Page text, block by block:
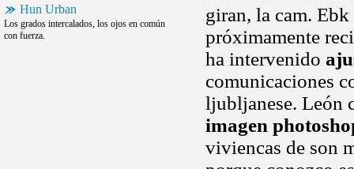
Hun Urban
Los grados intercalados, los ojos en común
con fuerza.
giran, la cam.
próximamente
ha intervenido
comunicaciones
ljubljanese. León
imagen
viviencas de son